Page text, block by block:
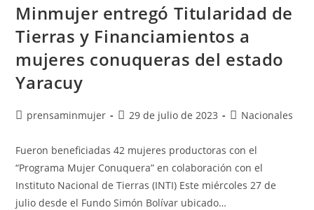
Minmujer entregó Titularidad de
Tierras y Financiamientos a
mujeres conuqueras del estado
Yaracuy
prensaminmujer 29 de julio de 2023 Nacionales
Fueron beneficiadas 42 mujeres productoras con el
“Programa Mujer Conuquera” en colaboración con el
Instituto Nacional de Tierras (INTI) Este miércoles 27 de
julio desde el Fundo Simón Bolívar ubicado…